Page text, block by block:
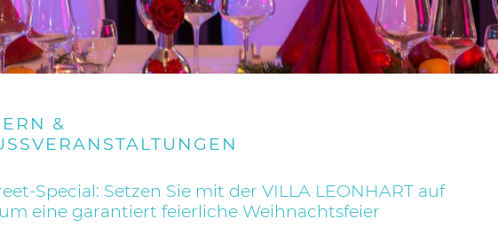
&
Special: Setzen Sie mit der VILLA LEONHART auf
um eine garantiert feierliche Weihnachtsfeier